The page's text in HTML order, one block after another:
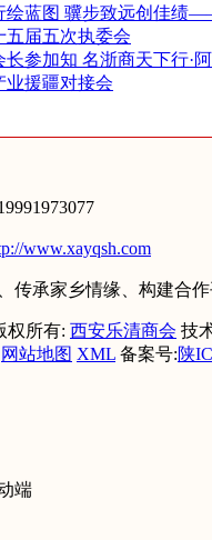
绘蓝图 骥步致远创佳绩
五届五次执委会
长参加知 名浙商天下行·
业援疆对接会
www.xayqsh.com
传承家乡情缘、构建合
权所有: 西安乐清商会 技
网站地图 XML 备案号:陕
端